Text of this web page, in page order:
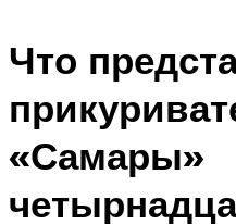
Что
«Самары»